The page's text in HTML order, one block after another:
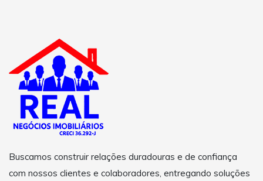
Buscamos construir relações duradouras e de confiança
com nossos clientes e colaboradores, entregando soluções